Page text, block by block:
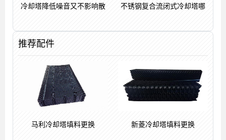
冷却塔降低噪音又不影响散 不锈钢复合流闭式冷却塔哪
推荐配件
马利冷却塔填料更换 新菱冷却塔填料更换